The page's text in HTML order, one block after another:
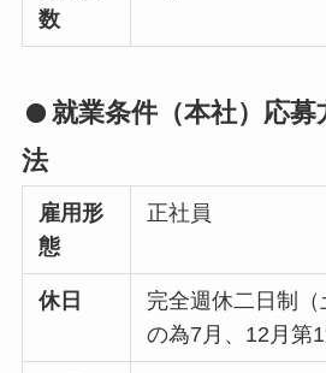
数
就業条件（本社）応募
法
雇用形
態
正社員
休日
完全週休二日制
の為7月、12月第1